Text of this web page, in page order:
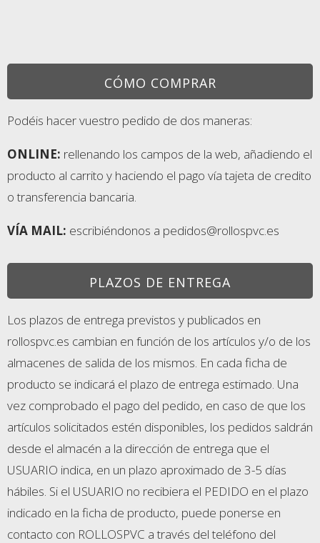
CÓMO COMPRAR
Podéis hacer vuestro pedido de dos maneras:
ONLINE: rellenando los campos de la web, añadiendo el
producto al carrito y haciendo el pago vía tajeta de credito
o transferencia bancaria.
VÍA MAIL: escribiéndonos a pedidos@rollospvc.es
PLAZOS DE ENTREGA
Los plazos de entrega previstos y publicados en
rollospvc.es cambian en función de los artículos y/o de los
almacenes de salida de los mismos. En cada ficha de
producto se indicará el plazo de entrega estimado. Una
vez comprobado el pago del pedido, en caso de que los
artículos solicitados estén disponibles, los pedidos saldrán
desde el almacén a la dirección de entrega que el
USUARIO indica, en un plazo aproximado de 3-5 días
hábiles. Si el USUARIO no recibiera el PEDIDO en el plazo
indicado en la ficha de producto, puede ponerse en
contacto con ROLLOSPVC a través del teléfono del